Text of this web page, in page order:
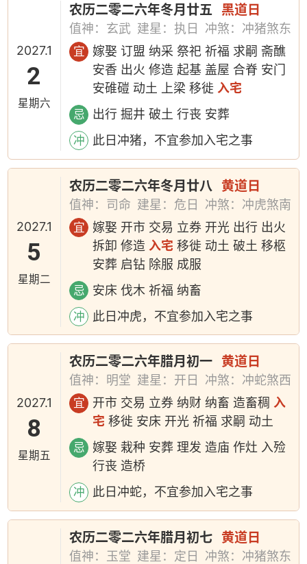
2027.1
2
星期六
农历二零二六年冬月廿五 黑道日
值神：玄武 建星：执日 冲煞：冲猪煞东
宜
嫁娶 订盟 纳采 祭祀 祈福 求嗣 斋醮
安香 出火 修造 起基 盖屋 合脊 安门
安碓磑 动土 上梁 移徙 入宅
忌 出行 掘井 破土 行丧 安葬
冲 此日冲猪，不宜参加入宅之事
2027.1
5
星期二
农历二零二六年冬月廿八 黄道日
值神：司命 建星：危日 冲煞：冲虎煞南
宜
嫁娶 开市 交易 立券 开光 出行 出火
拆卸 修造 入宅 移徙 动土 破土 移柩
安葬 启钻 除服 成服
忌 安床 伐木 祈福 纳畜
冲 此日冲虎，不宜参加入宅之事
2027.1
8
星期五
农历二零二六年腊月初一 黄道日
值神：明堂 建星：开日 冲煞：冲蛇煞西
宜 开市 交易 立券 纳财 纳畜 造畜稠入
宅 移徙 安床 开光 祈福 求嗣 动土
忌
嫁娶 栽种 安葬 理发 造庙 作灶 入殓
行丧 造桥
冲 此日冲蛇，不宜参加入宅之事
农历二零二六年腊月初七 黄道日
值神：玉堂 建星：定日 冲煞：冲猪煞东